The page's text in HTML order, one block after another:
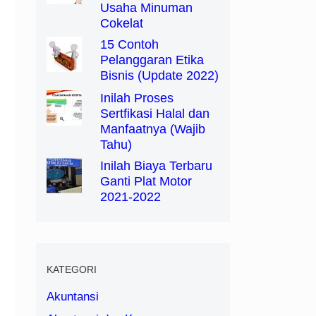
Usaha Minuman
Cokelat
15 Contoh
Pelanggaran Etika
Bisnis (Update 2022)
Inilah Proses
Sertfikasi Halal dan
Manfaatnya (Wajib
Tahu)
Inilah Biaya Terbaru
Ganti Plat Motor
2021-2022
KATEGORI
Akuntansi